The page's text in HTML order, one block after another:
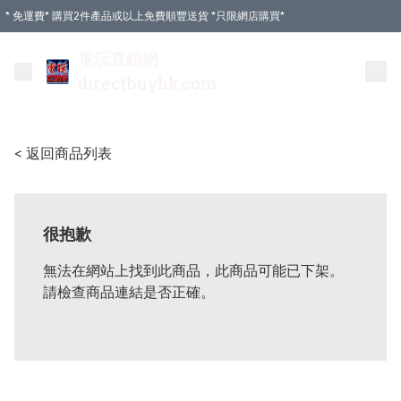
* 免運費* 購買2件產品或以上免費順豐送貨 *只限網店購買*
< 返回商品列表
很抱歉
無法在網站上找到此商品，此商品可能已下架。
請檢查商品連結是否正確。